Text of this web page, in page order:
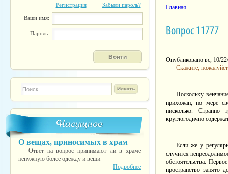
Регистрация Забыли пароль?
Ваши имя:
Пароль:
Форма поиска
TESTINS
Насущное
О вещах, приносимых в храм
Ответ на вопрос принимают ли в храме
ненужную более одежду и вещи
Подробнее
Вы здесь
Главная
Вопрос 11777
Опубликовано вс, 10/
Скажите,
Поскольку
прихожан, по мере
нисколько. Странно
круглогодично
Если же у
случится
обстоятельства.
пространство занято